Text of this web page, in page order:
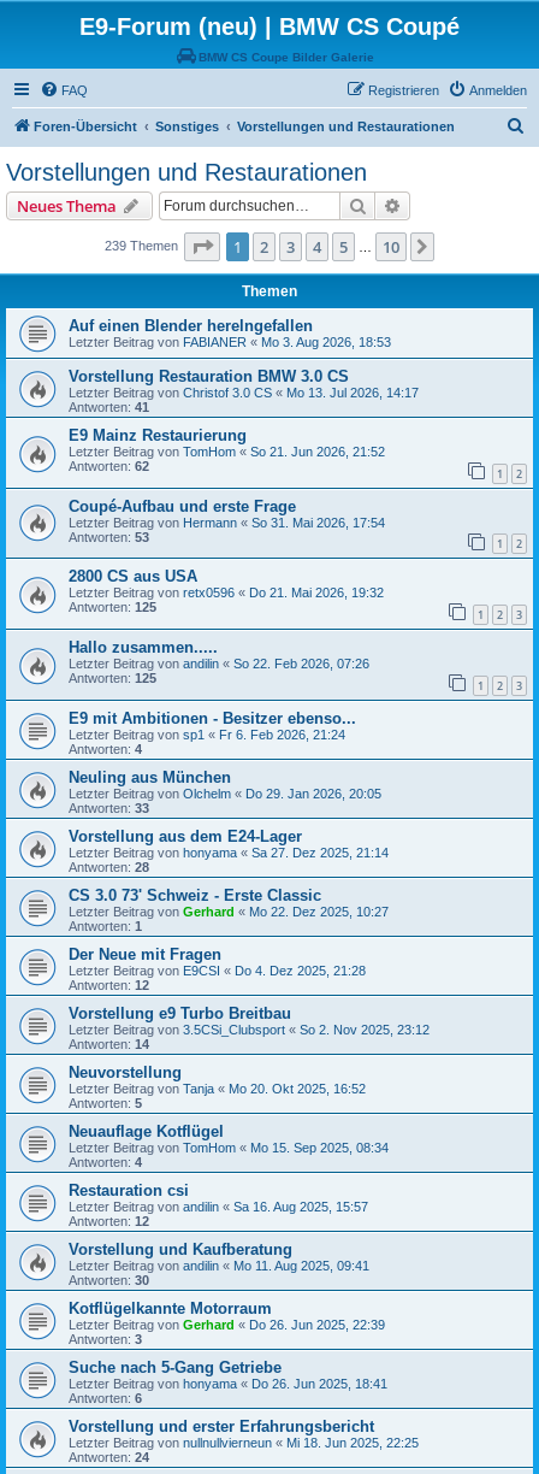
E9-Forum (neu) | BMW CS Coupé
BMW CS Coupe Bilder Galerie
FAQ Anmelden
Registrieren
Foren-Übersicht Sonstiges Vorstellungen und Restaurationen
Vorstellungen und Restaurationen
Neues Thema Suche
239 Themen Seite 1von 10
1 2 3 4 5 10
Themen
Auf einen Blender herelngefallen
Letzter Beitrag von FABIANER « Mo 3. Aug 2026, 18:53
Vorstellung Restauration BMW 3.0 CS
Letzter Beitrag von Christof 3.0 CS « Mo 13. Jul 2026, 14:17
Antworten: 41
E9 Mainz Restaurierung
Letzter Beitrag von TomHom « So 21. Jun 2026, 21:52
Antworten: 62 1 2
Coupé-Aufbau und erste Frage
Letzter Beitrag von Hermann « So 31. Mai 2026, 17:54
Antworten: 53 1 2
2800 CS aus USA
Letzter Beitrag von retx0596 « Do 21. Mai 2026, 19:32
Antworten: 125 1 2 3
Hallo zusammen.....
Letzter Beitrag von andilin « So 22. Feb 2026, 07:26
Antworten: 125 1 2 3
E9 mit Ambitionen - Besitzer ebenso...
Letzter Beitrag von sp1 « Fr 6. Feb 2026, 21:24
Antworten: 4
Neuling aus München
Letzter Beitrag von Olchelm « Do 29. Jan 2026, 20:05
Antworten: 33
Vorstellung aus dem E24-Lager
Letzter Beitrag von honyama « Sa 27. Dez 2025, 21:14
Antworten: 28
CS 3.0 73' Schweiz - Erste Classic
Letzter Beitrag von Gerhard « Mo 22. Dez 2025, 10:27
Antworten: 1
Der Neue mit Fragen
Letzter Beitrag von E9CSI « Do 4. Dez 2025, 21:28
Antworten: 12
Vorstellung e9 Turbo Breitbau
Letzter Beitrag von 3.5CSi_Clubsport « So 2. Nov 2025, 23:12
Antworten: 14
Neuvorstellung
Letzter Beitrag von Tanja « Mo 20. Okt 2025, 16:52
Antworten: 5
Neuauflage Kotflügel
Letzter Beitrag von TomHom « Mo 15. Sep 2025, 08:34
Antworten: 4
Restauration csi
Letzter Beitrag von andilin « Sa 16. Aug 2025, 15:57
Antworten: 12
Vorstellung und Kaufberatung
Letzter Beitrag von andilin « Mo 11. Aug 2025, 09:41
Antworten: 30
Kotflügelkannte Motorraum
Letzter Beitrag von Gerhard « Do 26. Jun 2025, 22:39
Antworten: 3
Suche nach 5-Gang Getriebe
Letzter Beitrag von honyama « Do 26. Jun 2025, 18:41
Antworten: 6
Vorstellung und erster Erfahrungsbericht
Letzter Beitrag von nullnullvierneun « Mi 18. Jun 2025, 22:25
Antworten: 24